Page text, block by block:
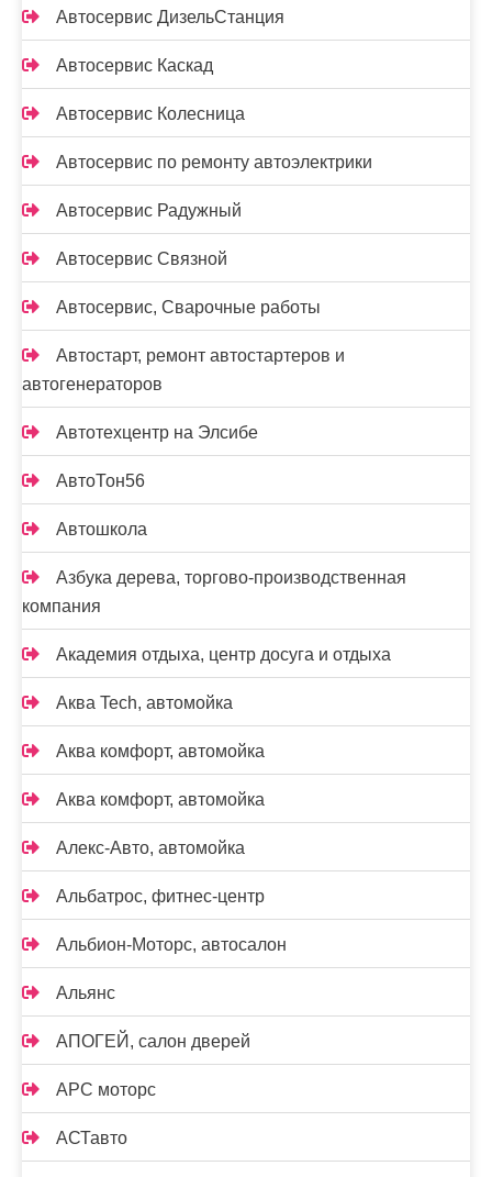
Автосервис ДизельСтанция
Автосервис Каскад
Автосервис Колесница
Автосервис по ремонту автоэлектрики
Автосервис Радужный
Автосервис Связной
Автосервис, Сварочные работы
Автостарт, ремонт автостартеров и
автогенераторов
Автотехцентр на Элсибе
АвтоТон56
Автошкола
Азбука дерева, торгово-производственная
компания
Академия отдыха, центр досуга и отдыха
Аква Tech, автомойка
Аква комфорт, автомойка
Аква комфорт, автомойка
Алекс-Авто, автомойка
Альбатрос, фитнес-центр
Альбион-Моторс, автосалон
Альянс
АПОГЕЙ, салон дверей
АРС моторс
АСТавто